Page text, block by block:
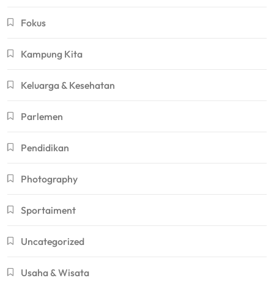
Fokus
Kampung Kita
Keluarga & Kesehatan
Parlemen
Pendidikan
Photography
Sportaiment
Uncategorized
Usaha & Wisata